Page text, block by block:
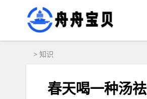
> 知识
春天喝一种汤